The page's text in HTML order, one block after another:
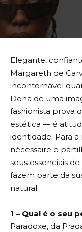
Elegante,
Margareth de
incontornável
Dona de uma
fashionista prova
estética — é
identidade. Para
nécessaire e
seus essenciais
fazem parte da
natural.
1 – Qual é o seu
Paradoxe, da